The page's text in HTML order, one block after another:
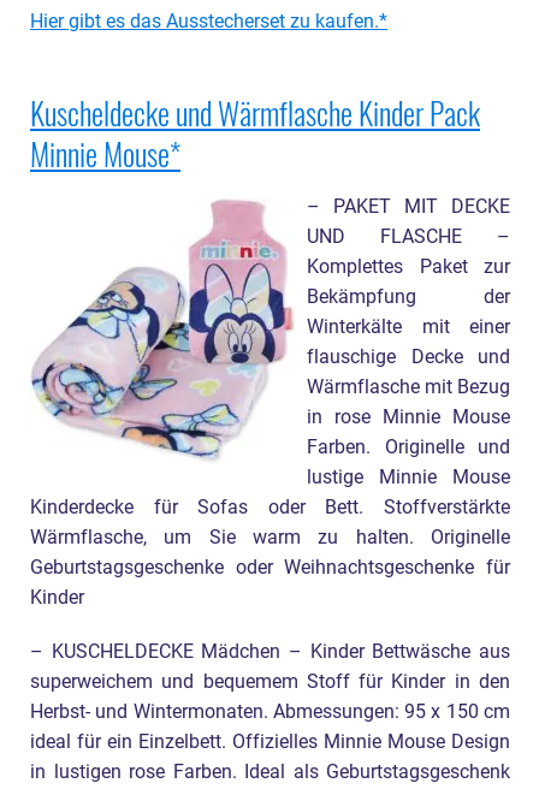
Hier gibt es das Ausstecherset zu kaufen.
Kuscheldecke und Wärmflasche Kinder Pack
Minnie Mouse
– PAKET MIT DECKE
UND FLASCHE –
Komplettes Paket zur
Bekämpfung der
Winterkälte mit einer
flauschige Decke und
Wärmflasche mit Bezug
in rose Minnie Mouse
Farben. Originelle und
lustige Minnie Mouse
Kinderdecke für Sofas oder Bett. Stoffverstärkte
Wärmflasche, um Sie warm zu halten. Originelle
Geburtstagsgeschenke oder Weihnachtsgeschenke für
Kinder
– KUSCHELDECKE Mädchen – Kinder Bettwäsche aus
superweichem und bequemem Stoff für Kinder in den
Herbst- und Wintermonaten. Abmessungen: 95 x 150 cm
ideal für ein Einzelbett. Offizielles Minnie Mouse Design
in lustigen rose Farben. Ideal als Geburtstagsgeschenk